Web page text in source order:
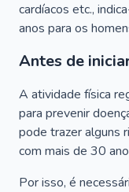
cardíacos etc.,
anos para os
Antes de
A atividade física
para prevenir
pode trazer alguns
com mais de 30
Por isso, é